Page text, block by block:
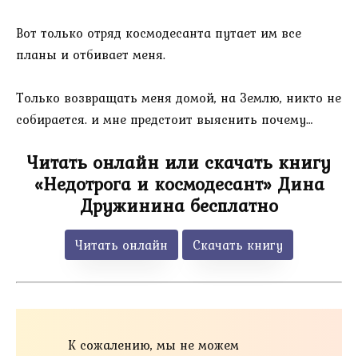
Вот только отряд космодесанта путает им все
планы и отбивает меня.
Только возвращать меня домой, на Землю, никто не
собирается. и мне предстоит выяснить почему…
Читать онлайн или скачать книгу
«Недотрога и космодесант» Дина
Дружинина бесплатно
Читать онлайн Скачать книгу
К сожалению, мы не можем